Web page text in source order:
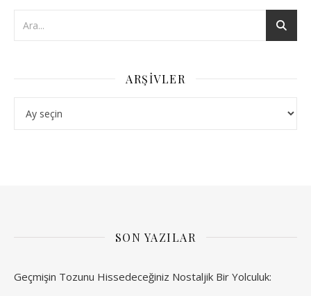
ARŞIVLER
SON YAZILAR
Geçmişin Tozunu Hissedeceğiniz Nostaljik Bir Yolculuk: